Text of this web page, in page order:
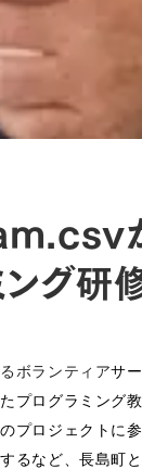
グ研
ボランティアサ
プログラミング
プロジェクトに
るなど、長島町